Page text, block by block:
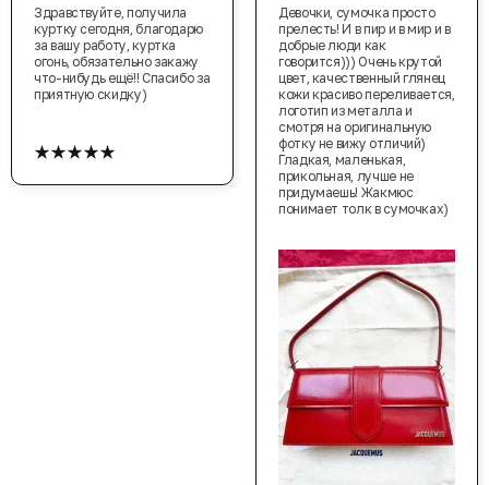
Здравствуйте, получила
куртку сегодня, благодарю
за вашу работу, куртка
огонь, обязательно закажу
что-нибудь ещё!! Спасибо за
приятную скидку)
★★★★★
Девочки, сумочка просто
прелесть! И в пир и в мир и в
добрые люди как
говорится))) Очень крутой
цвет, качественный глянец
кожи красиво переливается,
логотип из металла и
смотря на оригинальную
фотку не вижу отличий)
Гладкая, маленькая,
прикольная, лучше не
придумаешь! Жакмюс
понимает толк в сумочках)